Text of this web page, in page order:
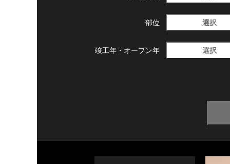
部位 選択
竣工年・ オープン年 選択